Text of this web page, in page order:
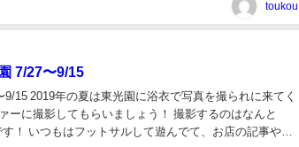
toukou
7/27〜9/15
9/15 2019年の夏は東光園に浴衣で写真を撮られに来てく
ーに撮影してもらいましょう！ 撮影するのはなんと
！ いつもはフットサルして遊んでて、お店の記事や海